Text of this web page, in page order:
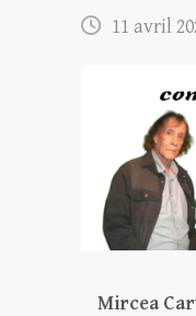
11 avril
Mircea